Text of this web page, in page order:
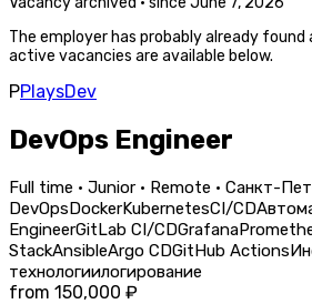
The employer has probably already found
active vacancies are available below.
PPlaysDev
DevOps Engineer
Full time · Junior · Remote · Санкт-
DevOpsDockerKubernetesCI/CD
EngineerGitLab CI/CDGrafana
StackAnsibleArgo CDGitHub Actions
технологиилогирование
from 150,000 ₽